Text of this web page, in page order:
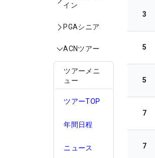
イン
PGAシニア
ACNツアー
ツアーメニ
ュー
ツアーTOP
年間日程
ニュース
3
5
5
7
7